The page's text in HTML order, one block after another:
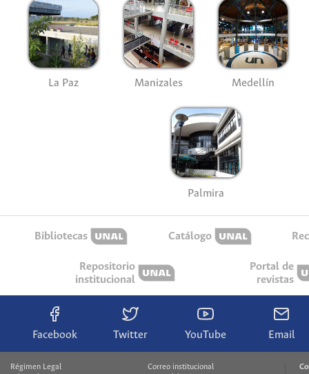
La Paz Manizales Medellín
Palmira
Bibliotecas Catálogo
Repositorio
institucional
Portal de
revistas
Facebook Twitter YouTube Email
Régimen Legal
Correo institucional